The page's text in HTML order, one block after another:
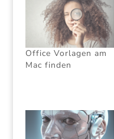
Office Vorlagen am
Mac finden